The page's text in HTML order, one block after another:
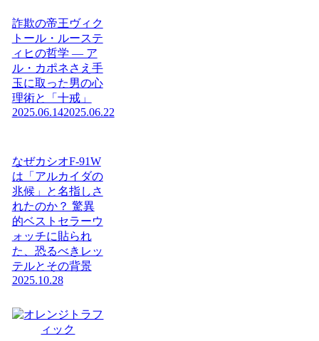
詐欺の帝王ヴィク
トール・ルーステ
ィヒの哲学 ― ア
ル・カポネさえ手
玉に取った男の心
理術と「十戒」
2025.06.142025.06.22
なぜカシオF-91W
は「アルカイダの
兆候」と名指しさ
れたのか？ 驚異
的ベストセラーウ
ォッチに貼られ
た、恐るべきレッ
テルとその背景
2025.10.28